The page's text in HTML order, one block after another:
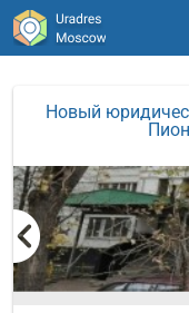
Новый